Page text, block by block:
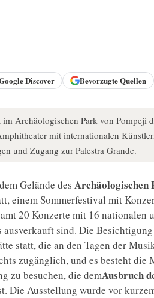
Discover Bevorzugte Quellen
Archäologischen Park von Pompeji
mit internationalen
und Zugang zur Palestra Grande.
Gelände des Archäologischen
einem Sommerfestival mit
20 Konzerte mit 16 nationalen
sind. Die
statt, die an den Tagen der
zugänglich, und es besteht
zu besuchen, die demAusbruch
Die Ausstellung wurde vor